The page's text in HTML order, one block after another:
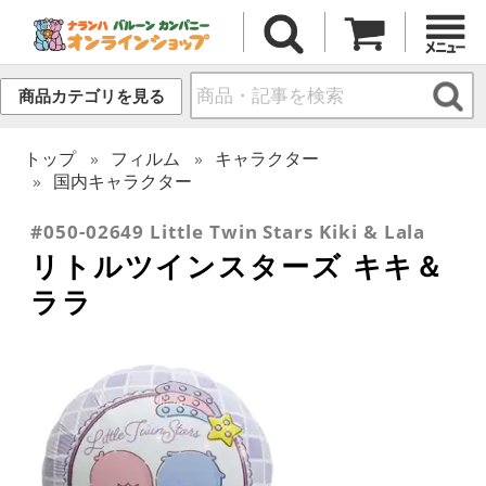
商品カテゴリを見る
トップ フィルム
キャラクター
国内キャラクター
#050-02649 Little Twin Stars Kiki & Lala
リトルツインスターズ キキ＆
ララ